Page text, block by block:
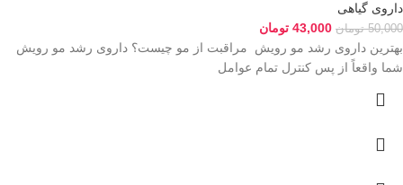
داروی گیاهی
50,000 تومان 43,000 تومان
بهترین داروی رشد مو رویش مراقبت از مو چیست؟ داروی رشد مو رویش
شما واقعاً از پس کنترل تمام عوامل